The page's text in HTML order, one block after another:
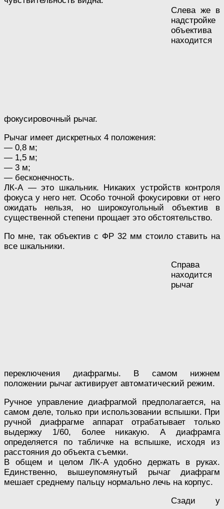
Слева же в
надстройке
объектива
находится
фокусировочный рычаг.
Рычаг имеет дискретных 4 положения:
— 0,8 м;
— 1,5 м;
— 3 м;
— бесконечность.
ЛК-А — это шкальник. Никаких устройств контроля
фокуса у него нет. Особо точной фокусировки от него
ожидать нельзя, но широкоугольный объектив в
существенной степени прощает это обстоятельство.
По мне, так объектив с ФР 32 мм стоило ставить на
все шкальники.
Справа
находится
рычаг
переключения диафрагмы. В самом нижнем
положении рычаг активирует автоматический режим.
Ручное управление диафрагмой предполагается, на
самом деле, только при использовании вспышки. При
ручной диафрагме аппарат отрабатывает только
выдержку 1/60, более никакую. А диафрамга
определяется по табличке на вспышке, исходя из
расстояния до объекта съемки.
В общем и целом ЛК-А удобно держать в руках.
Единственно, вышеупомянутый рычаг диафрагм
мешает среднему пальцу нормально лечь на корпус.
Сзади у